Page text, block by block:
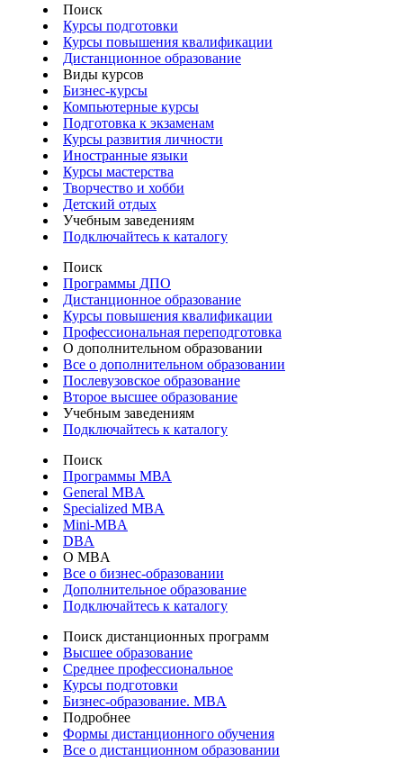
Поиск
Курсы подготовки
Курсы повышения квалификации
Дистанционное образование
Виды курсов
Бизнес-курсы
Компьютерные курсы
Подготовка к экзаменам
Курсы развития личности
Иностранные языки
Курсы мастерства
Творчество и хобби
Детский отдых
Учебным заведениям
Подключайтесь к каталогу
Поиск
Программы ДПО
Дистанционное образование
Курсы повышения квалификации
Профессиональная переподготовка
О дополнительном образовании
Все о дополнительном образовании
Послевузовское образование
Второе высшее образование
Учебным заведениям
Подключайтесь к каталогу
Поиск
Программы МВА
General MBA
Specialized MBA
Mini-MBA
DBA
О MBA
Все о бизнес-образовании
Дополнительное образование
Подключайтесь к каталогу
Поиск дистанционных программ
Высшее образование
Среднее профессиональное
Курсы подготовки
Бизнес-образование. MBA
Подробнее
Формы дистанционного обучения
Все о дистанционном образовании